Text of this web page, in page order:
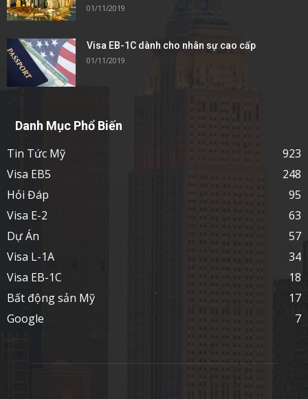
01/11/2019
Visa EB-1C dành cho nhân sự cao cấp
01/11/2019
Danh Mục Phổ Biến
Tin Tức Mỹ
923
Visa EB5
248
Hỏi Đáp
95
Visa E-2
63
Dự Án
57
Visa L-1A
34
Visa EB-1C
18
Bất động sản Mỹ
17
Google
7